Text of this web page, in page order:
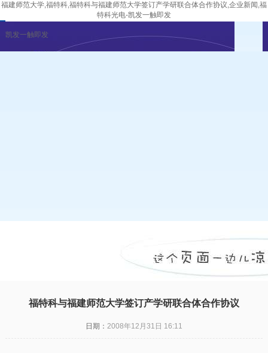
福建师范大学,福特科,福特科与福建师范大学签订产学研联合体合作协议,企业新闻,福
特科光电-凯发一触即发
凯发一触即发
福特科与福建师范大学签订产学研联合体合作协议
日期： 2008年12月31日 16:11